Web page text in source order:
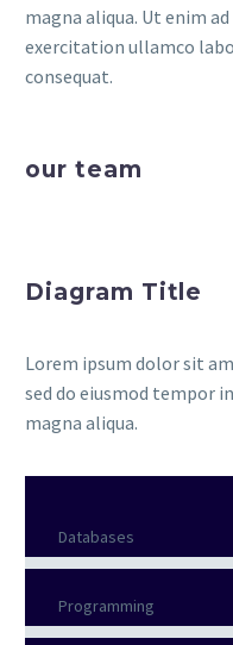
magna aliqua. Ut enim
exercitation ullamco
consequat.
our team
Diagram Title
Lorem ipsum dolor sit
sed do eiusmod tempor
magna aliqua.
Databases
Programming